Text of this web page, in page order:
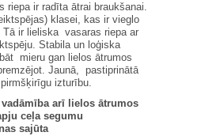
riepa ir radīta ātrai braukšanai.
klasei, kas ir vieglo
ir lieliska vasaras riepa ar
Stabila un loģiska
mieru gan lielos ātrumos
Jaunā, pastiprinātā
izturību.
arī lielos ātrumos
ceļa segumu
sajūta